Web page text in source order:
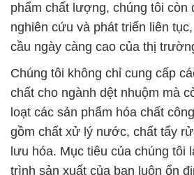
phẩm chất lượng, chúng tôi còn
nghiên cứu và phát triển liên
cầu ngày càng cao của thị
Chúng tôi không chỉ cung cấp
chất cho ngành dệt nhuộm mà
loạt các sản phẩm hóa chất
gồm chất xử lý nước, chất tẩy
lưu hóa. Mục tiêu của chúng tôi
trình sản xuất của bạn luôn ổn